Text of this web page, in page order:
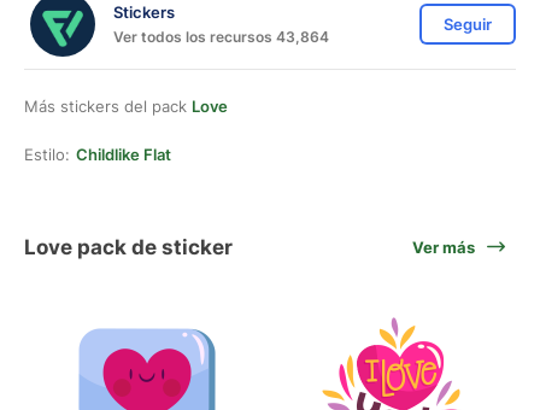
Stickers
Ver todos los recursos 43,864
Seguir
Más stickers del pack Love
Estilo: Childlike Flat
Love pack de sticker Ver más